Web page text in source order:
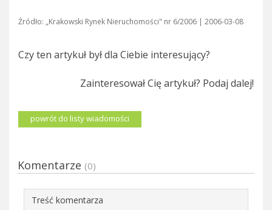
Źródło: „Krakowski Rynek Nieruchomości" nr 6/2006 | 2006-03-08
Czy ten artykuł był dla Ciebie interesujący?
Zainteresował Cię artykuł? Podaj dalej!
powrót do listy wiadomości
Komentarze (0)